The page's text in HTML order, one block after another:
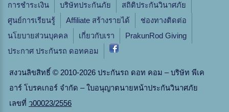
การชำระเงิน
บริษัทประกันภัย
สถิติประกันวินาศภัย
ศูนย์การเรียนรู้
Affiliate สร้างรายได้
ช่องทางติดต่อ
นโยบายส่วนบุคคล
เกี่ยวกับเรา
PrakunRod Giving
ประกาศ ประกันรถ ดอทคอม
สงวนลิขสิทธิ์ © 2010-2026 ประกันรถ ดอท คอม – บริษัท พีเค
อาร์ โบรคเกอร์ จำกัด – ใบอนุญาตนายหน้าประกันวินาศภัย
เลขที่ ว00023/2556